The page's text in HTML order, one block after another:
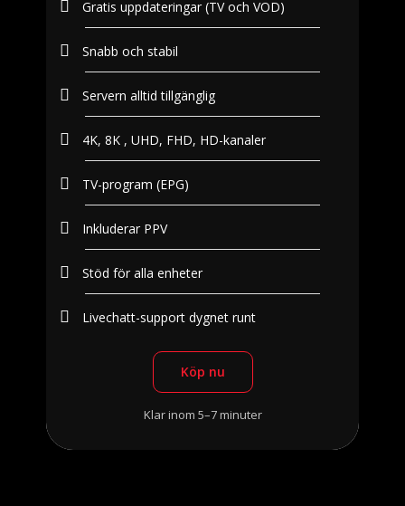
Gratis uppdateringar (TV och VOD)
Snabb och stabil
Servern alltid tillgänglig
4K, 8K , UHD, FHD, HD-kanaler
TV-program (EPG)
Inkluderar PPV
Stöd för alla enheter
Livechatt-support dygnet runt
Köp nu
Klar inom 5–7 minuter